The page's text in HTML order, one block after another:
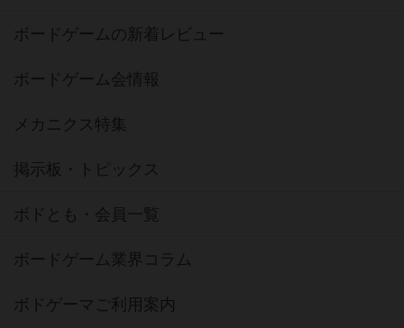
ボードゲームの新着レビュー
ボードゲーム会情報
メカニクス特集
掲示板・トピックス
ボドとも・会員一覧
ボードゲーム業界コラム
ボドゲーマご利用案内